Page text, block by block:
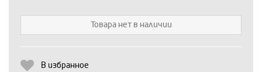
Выберите количество:
Товара нет в наличии
В избранное